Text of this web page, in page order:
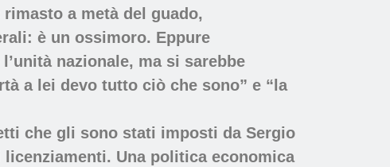
a metà del guado,
è un ossimoro. Eppure
nazionale, ma si sarebbe
a lei devo tutto ciò che sono” e “la
che gli sono stati imposti da Sergio
Una politica economica